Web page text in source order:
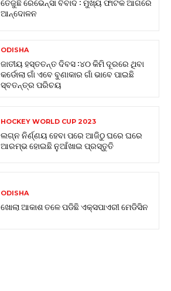
ଆନ୍ଦୋଳନ
ODISHA
ଜାତୀୟ ହସ୍ତତନ୍ତ ଦିବସ :୪୦ କିମି ଦୂରରେ ଥିବା
କର୍ଡୋଲା ଗାଁ ଏବେ ବୁଣାକାର ଗାଁ ଭାବେ ପାଇଛି
ସ୍ବତନ୍ତ୍ର ପରିଚୟ
HOCKEY WORLD CUP 2023
ଲଗ୍ନ ନିର୍ଣ୍ଣୟ ହେବା ପରେ ଆଜିଠୁ ଘରେ ଘରେ
ଆରମ୍ଭ ହୋଇଛି ନୁଆଁଖାଇ ପ୍ରସ୍ତୁତି
ODISHA
ଖୋଲା ଆକାଶ ତଳେ ପଡିଛି ଏକ୍ସପାଏରୀ ମେଡିସିନ